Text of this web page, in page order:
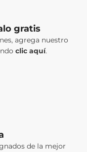
gratis
agrega nuestro
clic aquí.
de la mejor